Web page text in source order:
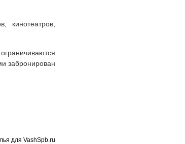
кинотеатров,
забронирован
для VashSpb.ru